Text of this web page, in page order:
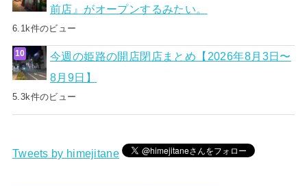
前店』がオープンするみたい。
6.1k件のビュー
今週の姫路の開店閉店まとめ【2026年8月3日〜
8月9日】
5.3k件のビュー
Tweets by himejitane